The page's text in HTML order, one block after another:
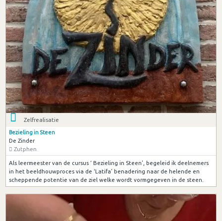
Zelfrealisatie
Bezieling in Steen
De Zinder
Zutphen
Als leermeester van de cursus ‘ Bezieling in Steen’, begeleid ik deelnemers
in het beeldhouwproces via de ‘Latifa’ benadering naar de helende en
scheppende potentie van de ziel welke wordt vormgegeven in de steen.